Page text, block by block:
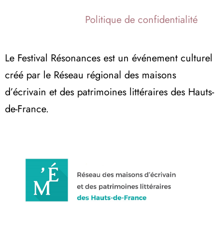
Politique de confidentialité
Le Festival Résonances est un événement culturel
créé par le Réseau régional des maisons
d’écrivain et des patrimoines littéraires des Hauts-
de-France.